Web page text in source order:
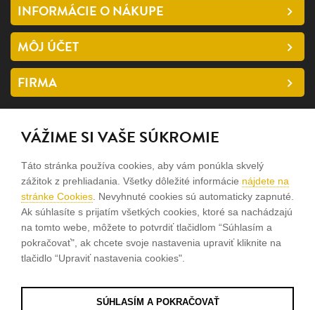
INFORMÁCIE O NÁKUPE
MÔJ ÚČET
FIRMA
SLEDUJTE NÁS
facebook
instagram
Sme rodinná firma a zameriavame sa na predaj hodiniek a
šperkov od roku 1994.
Pozrite sa na naše ďaľšie web stránky.
VÁŽIME SI VAŠE SÚKROMIE
Táto stránka používa cookies, aby vám ponúkla skvelý
zážitok z prehliadania. Všetky dôležité informácie nájdete na
stránke Cookies . Nevyhnuté cookies sú automaticky zapnuté.
Ak súhlasíte s prijatím všetkých cookies, ktoré sa nachádzajú
na tomto webe, môžete to potvrdiť tlačidlom “Súhlasím a
pokračovať", ak chcete svoje nastavenia upraviť kliknite na
tlačidlo “Upraviť nastavenia cookies".
SÚHLASÍM A POKRAČOVAŤ